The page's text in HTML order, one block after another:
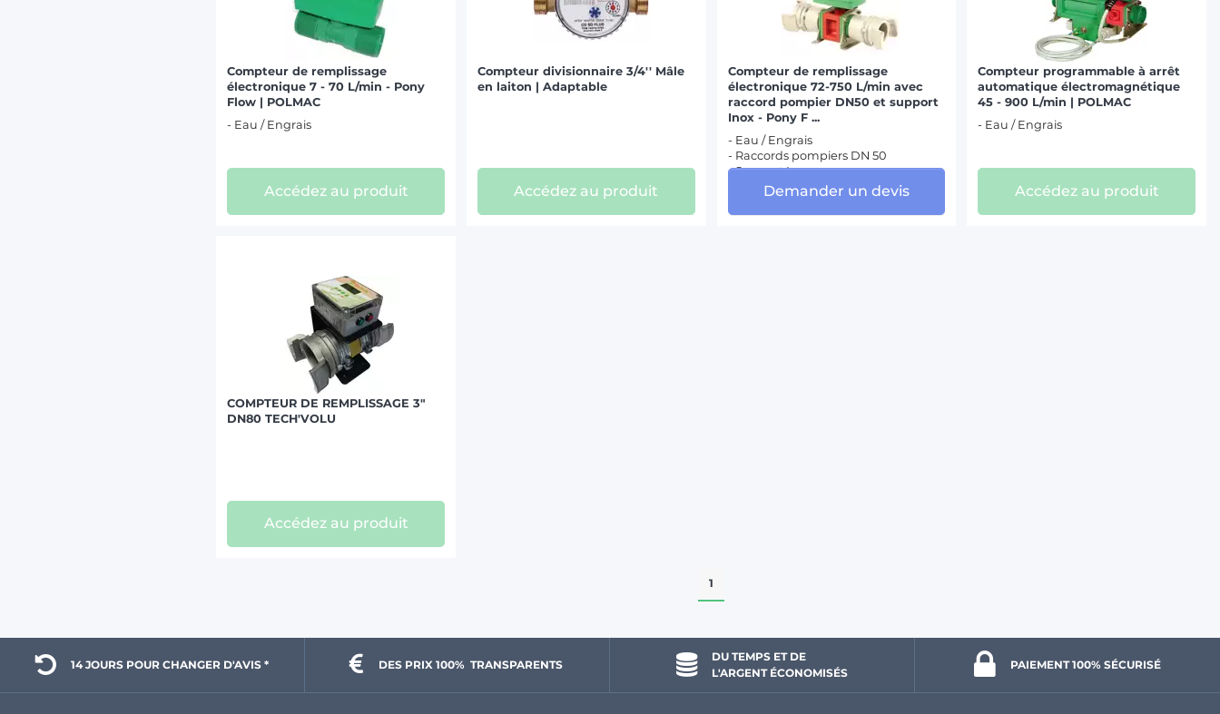
Compteur de remplissage
électronique 7 - 70 L/min - Pony
Flow | POLMAC
- Eau / Engrais
Accédez au produit
Compteur divisionnaire 3/4'' Mâle
en laiton | Adaptable
Accédez au produit
Compteur de remplissage
électronique 72-750 L/min avec
raccord pompier DN50 et support
Inox - Pony F ...
- Eau / Engrais
- Raccords pompiers DN 50
- Support Inox
Demander un devis
Compteur programmable à arrêt
automatique électromagnétique
45 - 900 L/min | POLMAC
- Eau / Engrais
Accédez au produit
COMPTEUR DE REMPLISSAGE 3"
DN80 TECH'VOLU
Accédez au produit
1
14 JOURS POUR CHANGER D'AVIS * DES PRIX 100% TRANSPARENTS
DU TEMPS ET DE
L'ARGENT ÉCONOMISÉS
PAIEMENT 100% SÉCURISÉ